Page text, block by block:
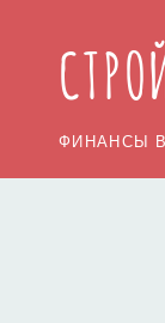
ФИНАНСЫ